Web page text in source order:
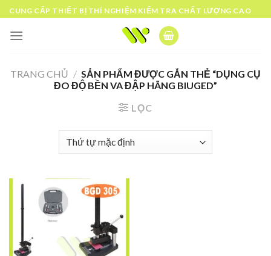
Skip
to
content
CUNG CẤP THIẾT BỊ THÍ NGHIỆM KIỂM TRA CHẤT LƯỢNG CAO
TRANG CHỦ / SẢN PHẨM ĐƯỢC GẮN THẺ “DỤNG CỤ
ĐO ĐỘ BỀN VA ĐẬP HÃNG BIUGED”
LỌC